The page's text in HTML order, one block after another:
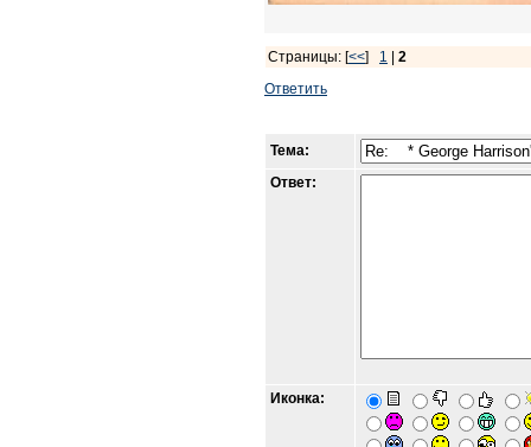
Страницы: [<<] 1
2
Ответить
Тема:
Ответ:
Иконка: